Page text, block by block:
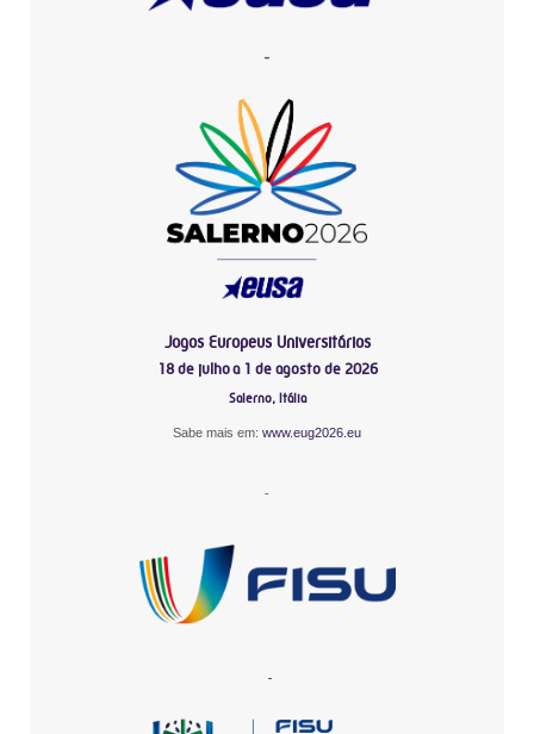
-
Jogos Europeus Universitários
18 de julho a 1 de agosto de 2026
Salerno, Itália
Sabe mais em: www.eug2026.eu
-
-